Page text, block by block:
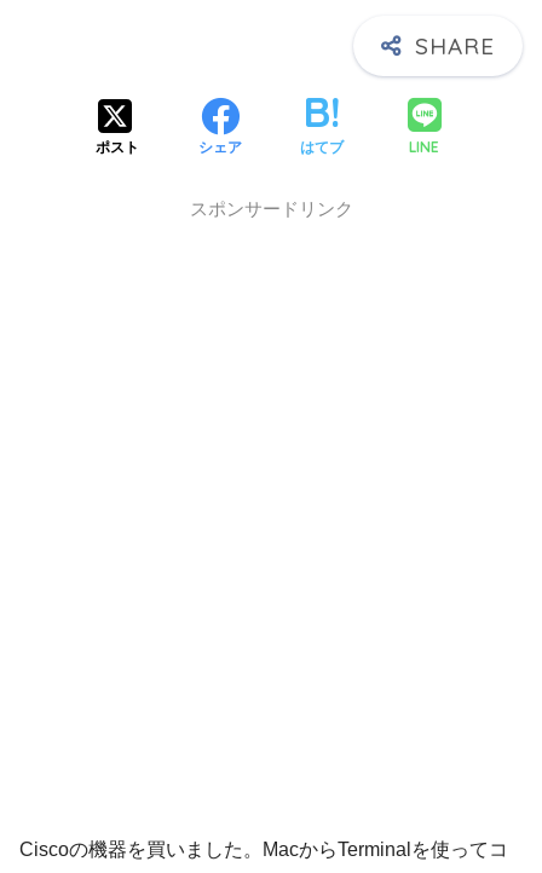
ポスト シェア はてブ LINE
スポンサードリンク
Ciscoの機器を買いました。MacからTerminalを使ってコ